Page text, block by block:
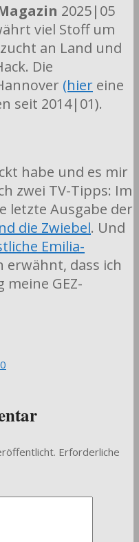
2025|05
viel Stoff um
an Land und
Die
(hier eine
seit 2014|01).
habe und es mir
zwei TV-Tipps: Im
letzte Ausgabe der
die Zwiebel. Und
Emilia-
erwähnt, dass ich
GEZ-
Erforderliche